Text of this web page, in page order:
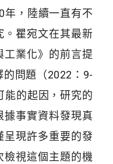
年，陸續一直有不
。瞿宛文在其最新
工業化》的前言提
問題（2022：9-
能的起因，研究的
據事實資料發現真
呈現許多重要的發
檢視這個主題的機